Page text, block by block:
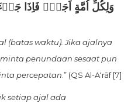
وَلِكُلِّ اُمَّةٍ اَجَلٌۚ فَاِذَا جَاۤءَ
(batas waktu). Jika ajalnya
penundaan sesaat pun
percepatan.” (QS Al-A‘rāf [7]
setiap ajal ada